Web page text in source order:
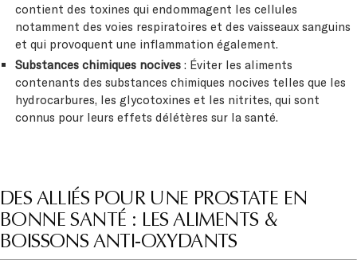
contient des toxines qui endommagent les cellules
notamment des voies respiratoires et des vaisseaux sanguins
et qui provoquent une inflammation également.
Substances chimiques nocives: Éviter les aliments
contenants des substances chimiques nocives telles que les
hydrocarbures, les glycotoxines et les nitrites, qui sont
connus pour leurs effets délétères sur la santé.
DES ALLIÉS POUR UNE PROSTATE EN
BONNE SANTÉ : LES ALIMENTS &
BOISSONS ANTI-OXYDANTS